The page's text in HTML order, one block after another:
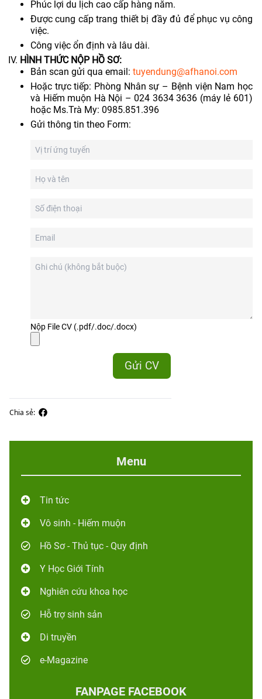
Phúc lợi du lịch cao cấp hàng năm.
Được cung cấp trang thiết bị đầy đủ để phục vụ công
việc.
Công việc ổn định và lâu dài.
HÌNH THỨC NỘP HỒ SƠ:
Bản scan gửi qua email: tuyendung@afhanoi.com
Hoặc trực tiếp: Phòng Nhân sự – Bệnh viện Nam học
và Hiếm muộn Hà Nội – 024 3634 3636 (máy lẻ 601)
hoặc Ms.Trà My: 0985.851.396
Gửi thông tin theo Form:
Nộp File CV (.pdf/.doc/.docx)
Chia sẻ:
Menu
Tin tức
Vô sinh - Hiếm muộn
Hồ Sơ - Thủ tục - Quy định
Y Học Giới Tính
Nghiên cứu khoa học
Hỗ trợ sinh sản
Di truyền
e-Magazine
FANPAGE FACEBOOK